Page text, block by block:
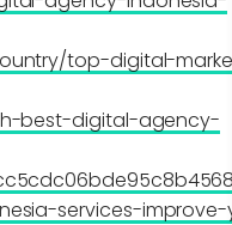
top-digital-
best-digital-agency-
services-